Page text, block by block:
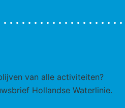
van alle activiteiten?
Hollandse Waterlinie.